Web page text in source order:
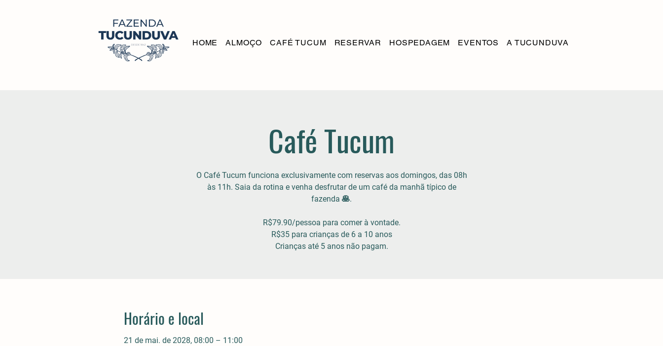
HOME ALMOÇO CAFÉ TUCUM RESERVAR HOSPEDAGEM EVENTOS A TUCUNDUVA
Café Tucum
O Café Tucum funciona exclusivamente com reservas aos domingos, das 08h
às 11h. Saia da rotina e venha desfrutar de um café da manhã típico de
fazenda 🥞.
R$79.90/pessoa para comer à vontade.
R$35 para crianças de 6 a 10 anos
Crianças até 5 anos não pagam.
Horário e local
21 de mai. de 2028, 08:00 – 11:00